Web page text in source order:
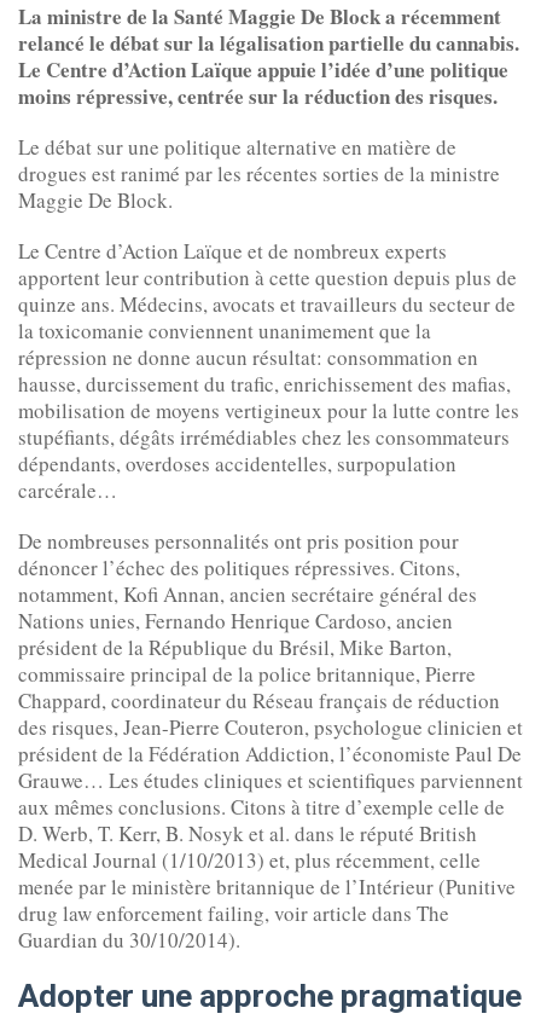
La ministre de la Santé Maggie De Block a récemment
relancé le débat sur la légalisation partielle du cannabis.
Le Centre d’Action Laïque appuie l’idée d’une politique
moins répressive, centrée sur la réduction des risques.
Le débat sur une politique alternative en matière de
drogues est ranimé par les récentes sorties de la ministre
Maggie De Block.
Le Centre d’Action Laïque et de nombreux experts
apportent leur contribution à cette question depuis plus de
quinze ans. Médecins, avocats et travailleurs du secteur de
la toxicomanie conviennent unanimement que la
répression ne donne aucun résultat: consommation en
hausse, durcissement du trafic, enrichissement des mafias,
mobilisation de moyens vertigineux pour la lutte contre les
stupéfiants, dégâts irrémédiables chez les consommateurs
dépendants, overdoses accidentelles, surpopulation
carcérale…
De nombreuses personnalités ont pris position pour
dénoncer l’échec des politiques répressives. Citons,
notamment, Kofi Annan, ancien secrétaire général des
Nations unies, Fernando Henrique Cardoso, ancien
président de la République du Brésil, Mike Barton,
commissaire principal de la police britannique, Pierre
Chappard, coordinateur du Réseau français de réduction
des risques, Jean-Pierre Couteron, psychologue clinicien et
président de la Fédération Addiction, l’économiste Paul De
Grauwe… Les études cliniques et scientifiques parviennent
aux mêmes conclusions. Citons à titre d’exemple celle de
D. Werb, T. Kerr, B. Nosyk et al. dans le réputé British
Medical Journal (1/10/2013) et, plus récemment, celle
menée par le ministère britannique de l’Intérieur (Punitive
drug law enforcement failing, voir article dans The
Guardian du 30/10/2014).
Adopter une approche pragmatique